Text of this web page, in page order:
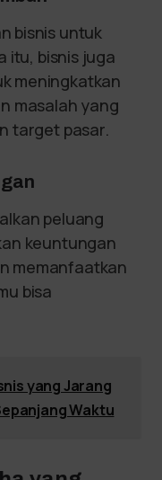
bisnis untuk
itu, bisnis juga
meningkatkan
masalah yang
target pasar.
peluang
keuntungan
memanfaatkan
bisa
yang Jarang
Waktu